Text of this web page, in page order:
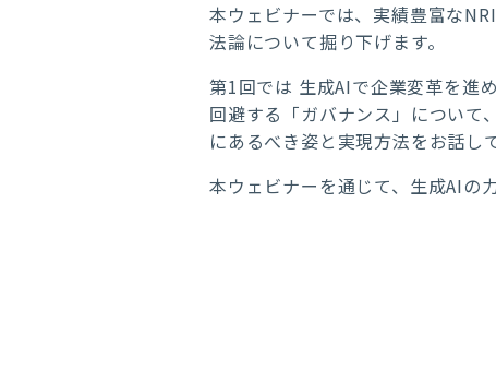
本ウェビナーでは、実績豊富な
法論について掘り下げます。
第1回では 生成AIで企業変革を進
回避する「ガバナンス」について
にあるべき姿と実現方法をお話し
本ウェビナーを通じて、生成AIの